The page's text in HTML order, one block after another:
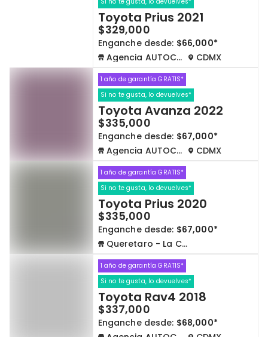
Toyota Prius 2021
$329,000
Enganche desde: $66,000*
Agencia AUTOCOM
CDMX
1 año de garantía GRATIS*
Si no te gusta, lo devuelves*
Toyota Avanza 2022
$335,000
Enganche desde: $67,000*
Agencia AUTOCOM
CDMX
1 año de garantía GRATIS*
Si no te gusta, lo devuelves*
Toyota Prius 2020
$335,000
Enganche desde: $67,000*
Queretaro - La Capilla
1 año de garantía GRATIS*
Si no te gusta, lo devuelves*
Toyota Rav4 2018
$337,000
Enganche desde: $68,000*